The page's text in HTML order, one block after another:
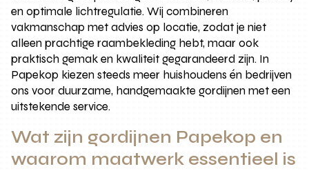
en optimale lichtregulatie. Wij combineren
vakmanschap met advies op locatie, zodat je niet
alleen prachtige raambekleding hebt, maar ook
praktisch gemak en kwaliteit gegarandeerd zijn. In
Papekop kiezen steeds meer huishoudens én bedrijven
ons voor duurzame, handgemaakte gordijnen met een
uitstekende service.
Wat zijn gordijnen Papekop en
waarom maatwerk essentieel is